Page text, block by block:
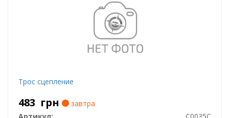
Трос сцепление
483 грн
завтра